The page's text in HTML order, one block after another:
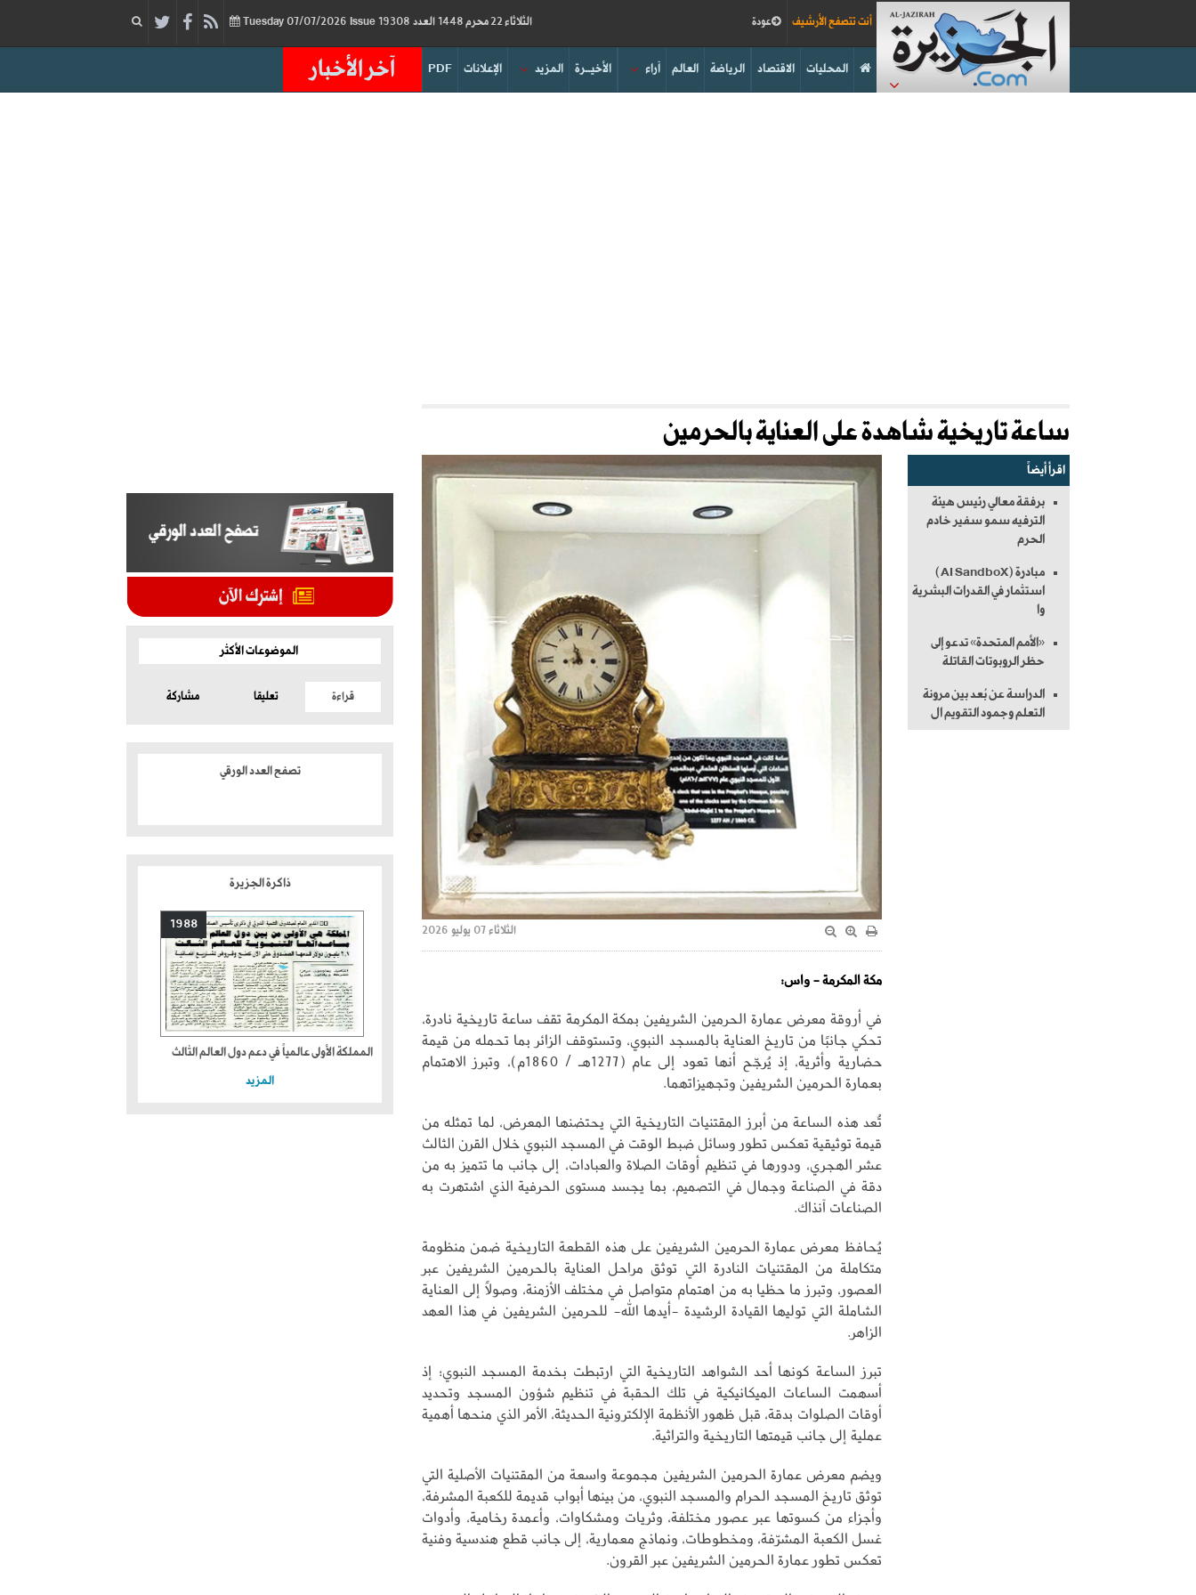
الثلاثاء 22 محرم 1448 العدد 19308 07/07/2026 Issue عودة أنت تتصفح الأرشيف
آخر الأخبار PDF الإعلانات المزيد الأخيــرة آراء العالم الرياضة الاقتصاد المحليات
ساعة تاريخية شاهدة على العناية بالحرمين
اقرأ أيضاً
برفقة معالي رئيس هيئة
الترفيه سمو سفير خادم
الحرم
مبادرة (AI SandboX)
استثمار في القدرات البشرية
وا
«الأمم المتحدة» تدعو إلى
حظر الروبوتات القاتلة
الدراسة عن بُعد بين مرونة
التعلم وجمود التقويم ال
الثلاثاء 07 يوليو 2026
مكة المكرمة - واس:
في أروقة معرض عمارة الحرمين الشريفين بمكة المكرمة تقف ساعة تاريخية نادرة،
تحكي جانبًا من تاريخ العناية بالمسجد النبوي، وتستوقف الزائر بما تحمله من قيمة
حضارية وأثرية، إذ يُرجّح أنها تعود إلى عام (1277هـ / 1860م)، وتبرز الاهتمام
بعمارة الحرمين الشريفين وتجهيزاتهما.
تُعد هذه الساعة من أبرز المقتنيات التاريخية التي يحتضنها المعرض، لما تمثله من
قيمة توثيقية تعكس تطور وسائل ضبط الوقت في المسجد النبوي خلال القرن الثالث
عشر الهجري، ودورها في تنظيم أوقات الصلاة والعبادات، إلى جانب ما تتميز به من
دقة في الصناعة وجمال في التصميم، بما يجسد مستوى الحرفية الذي اشتهرت به
الصناعات آنذاك.
يُحافظ معرض عمارة الحرمين الشريفين على هذه القطعة التاريخية ضمن منظومة
متكاملة من المقتنيات النادرة التي توثق مراحل العناية بالحرمين الشريفين عبر
العصور، وتبرز ما حظيا به من اهتمام متواصل في مختلف الأزمنة، وصولًا إلى العناية
الشاملة التي توليها القيادة الرشيدة -أيدها الله- للحرمين الشريفين في هذا العهد
الزاهر.
تبرز الساعة كونها أحد الشواهد التاريخية التي ارتبطت بخدمة المسجد النبوي؛ إذ
أسهمت الساعات الميكانيكية في تلك الحقبة في تنظيم شؤون المسجد وتحديد
أوقات الصلوات بدقة، قبل ظهور الأنظمة الإلكترونية الحديثة، الأمر الذي منحها أهمية
عملية إلى جانب قيمتها التاريخية والتراثية.
ويضم معرض عمارة الحرمين الشريفين مجموعة واسعة من المقتنيات الأصلية التي
توثق تاريخ المسجد الحرام والمسجد النبوي، من بينها أبواب قديمة للكعبة المشرفة،
وأجزاء من كسوتها عبر عصور مختلفة، وثريات ومشكاوات، وأعمدة رخامية، وأدوات
غسل الكعبة المشرّفة، ومخطوطات، ونماذج معمارية، إلى جانب قطع هندسية وفنية
تعكس تطور عمارة الحرمين الشريفين عبر القرون.
الموضوعات الأكثر
قراءة تعليقا مشاركة
تصفح العدد الورقي
ذاكرة الجزيرة
1988
المملكة الأولى عالمياً في دعم دول العالم الثالث
المزيد